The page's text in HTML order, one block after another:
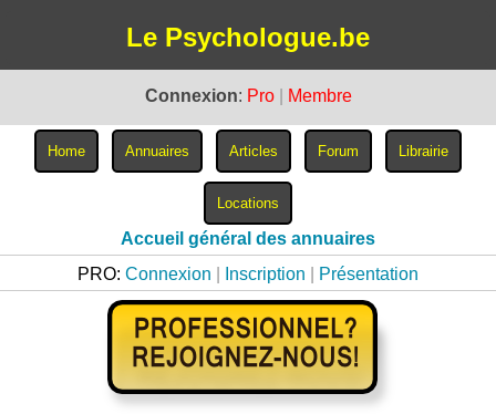
Le Psychologue.be
Connexion: Pro Membre
Accueil général des annuaires
PRO: Connexion Inscription Présentation